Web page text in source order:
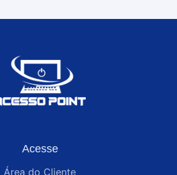
Acesse
Área do Cliente